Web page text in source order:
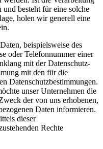
besteht für eine solche
holen wir generell eine
beispielsweise des
oder Telefonnummer einer
mit der Datenschutz-
mit den für die
Datenschutzbestimmungen.
unser Unternehmen die
der von uns erhobenen,
Daten informieren.
dieser
Rechte